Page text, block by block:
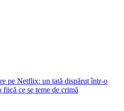
pe Netflix: un tată dispărut într-o
ce se teme de crimă